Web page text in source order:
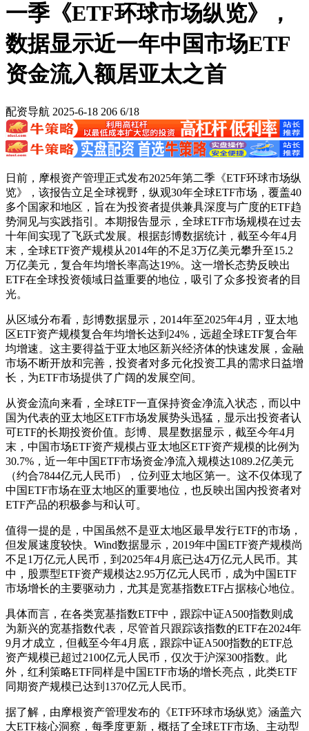
一季《ETF环球市场纵览》，
数据显示近一年中国市场ETF
资金流入额居亚太之首
配资导航 2025-6-18 206 6/18
日前，摩根资产管理正式发布2025年第二季《ETF环球市场纵
览》，该报告立足全球视野，纵观30年全球ETF市场，覆盖40
多个国家和地区，旨在为投资者提供兼具深度与广度的ETF趋
势洞见与实践指引。本期报告显示，全球ETF市场规模在过去
十年间实现了飞跃式发展。根据彭博数据统计，截至今年4月
末，全球ETF资产规模从2014年的不足3万亿美元攀升至15.2
万亿美元，复合年均增长率高达19%。这一增长态势反映出
ETF在全球投资领域日益重要的地位，吸引了众多投资者的目
光。
从区域分布看，彭博数据显示，2014年至2025年4月，亚太地
区ETF资产规模复合年均增长达到24%，远超全球ETF复合年
均增速。这主要得益于亚太地区新兴经济体的快速发展，金融
市场不断开放和完善，投资者对多元化投资工具的需求日益增
长，为ETF市场提供了广阔的发展空间。
从资金流向来看，全球ETF一直保持资金净流入状态，而以中
国为代表的亚太地区ETF市场发展势头迅猛，显示出投资者认
可ETF的长期投资价值。彭博、晨星数据显示，截至今年4月
末，中国市场ETF资产规模占亚太地区ETF资产规模的比例为
30.7%，近一年中国ETF市场资金净流入规模达1089.2亿美元
（约合7844亿元人民币），位列亚太地区第一。这不仅体现了
中国ETF市场在亚太地区的重要地位，也反映出国内投资者对
ETF产品的积极参与和认可。
值得一提的是，中国虽然不是亚太地区最早发行ETF的市场，
但发展速度较快。Wind数据显示，2019年中国ETF资产规模尚
不足1万亿元人民币，到2025年4月底已达4万亿元人民币。其
中，股票型ETF资产规模达2.95万亿元人民币，成为中国ETF
市场增长的主要驱动力，尤其是宽基指数ETF占据核心地位。
具体而言，在各类宽基指数ETF中，跟踪中证A500指数则成
为新兴的宽基指数代表，尽管首只跟踪该指数的ETF在2024年
9月才成立，但截至今年4月底，跟踪中证A500指数的ETF总
资产规模已超过2100亿元人民币，仅次于沪深300指数。此
外，红利策略ETF同样是中国ETF市场的增长亮点，此类ETF
同期资产规模已达到1370亿元人民币。
据了解，由摩根资产管理发布的《ETF环球市场纵览》涵盖六
大ETF核心洞察，每季度更新，概括了全球ETF市场、主动型